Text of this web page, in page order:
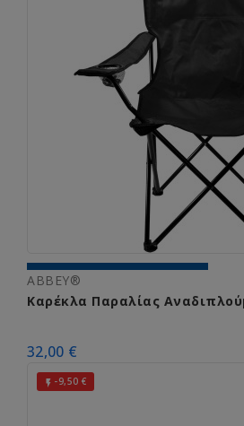
ABBEY®
Καρέκλα Παραλίας
32,00 €
 -9,50 €